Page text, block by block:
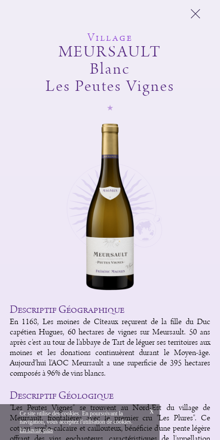
Domaine Michel
Magnien
L'esprit du domaine
English Mentions Légales
Création Vinium
Village
MEURSAULT
Blanc
Les Peutes Vignes
Descriptif Géographique
En 1168, Les moines de Cîteaux reçurent de la fille du Duc
capétien Hugues, 60 hectares de vignes sur Meursault. 50 ans
après c'est au tour de l'abbaye de Tart de léguer ses territoires aux
moines et les donations continuèrent durant le Moyen-âge.
Aujourd'hui l'AOC Meursault a une superficie de 395 hectares
composés à 96% de vins blancs.
Descriptif Géologique
"Les Peutes Vignes" se trouvent au Nord-Est du village de
Meursault, frontalières avec le premier cru "Les Plures". Ce
coteau, argilo-calcaire et caillouteux, bénéficie d'une pente légère
Ce site utilise des cookies. En poursuivant la
navigation, vous acceptez l'utilisation de cookies.
En savoir plus
x